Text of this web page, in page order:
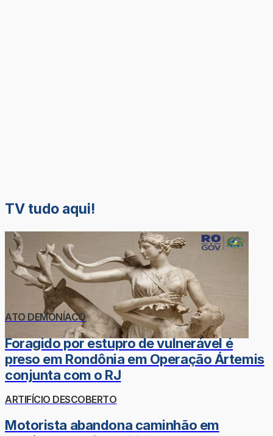
TV tudo aqui!
ATO DEMONÍACO
Foragido por estupro de vulnerável é
preso em Rondônia em Operação Ártemis
conjunta com o RJ
ARTIFÍCIO DESCOBERTO
Motorista abandona caminhão em